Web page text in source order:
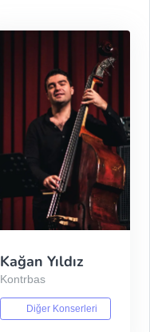
Kağan Yıldız
Kontrbas
Diğer Konserleri